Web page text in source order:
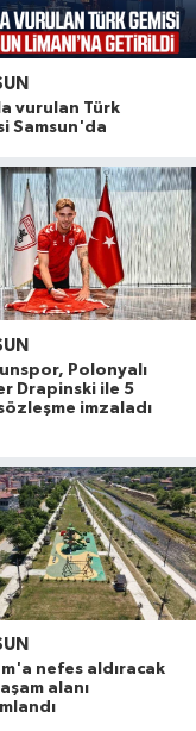
vurulan Türk
Samsun'da
Polonyalı
Drapinski ile 5
sözleşme imzaladı
nefes aldıracak
alanı
coğrafi işaret ve
1 yaralı
1 yaralı